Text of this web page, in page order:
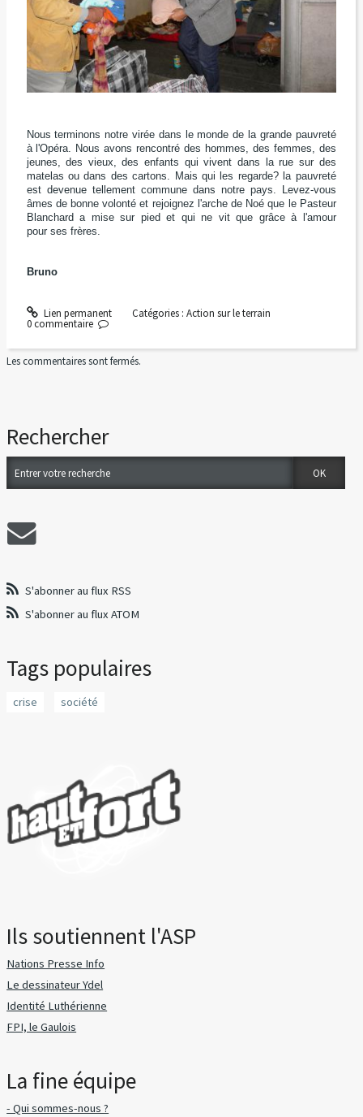
Rechercher
S'abonner au flux RSS
S'abonner au flux ATOM
Tags populaires
crise société
Ils soutiennent l'ASP
Nations Presse Info
Le dessinateur Ydel
Identité Luthérienne
FPI, le Gaulois
La fine équipe
- Qui sommes-nous ?
Nous terminons notre virée dans le monde de la grande pauvreté
à l'Opéra. Nous avons rencontré des hommes, des femmes, des
jeunes, des vieux, des enfants qui vivent dans la rue sur des
matelas ou dans des cartons. Mais qui les regarde? la pauvreté
est devenue tellement commune dans notre pays. Levez-vous
âmes de bonne volonté et rejoignez l'arche de Noé que le Pasteur
Blanchard a mise sur pied et qui ne vit que grâce à l'amour
pour ses frères.
Bruno
Lien permanent Catégories : Action sur le terrain
0 commentaire
Les commentaires sont fermés.